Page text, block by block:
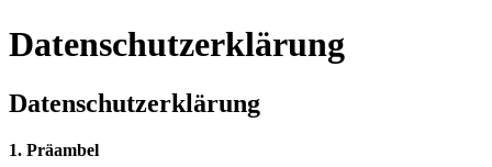
Datenschutzerklärung
Datenschutzerklärung
1. Präambel